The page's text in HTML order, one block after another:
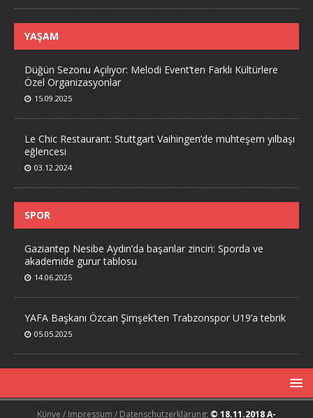
YAŞAM
Düğün Sezonu Açılıyor: Melodi Event’ten Farklı Kültürlere
Özel Organizasyonlar
15.09.2025
Le Chic Restaurant: Stuttgart Vaihingen’de muhteşem yılbaşı
eğlencesi
03.12.2024
SPOR
Gaziantep Nesibe Aydın’da başarılar zinciri: Sporda ve
akademide gurur tablosu
14.06.2025
YAFA Başkanı Özcan Şimşek’ten Trabzonspor U19’a tebrik
05.05.2025
Künye / Impressum / Datenschutzerklärung: © 18.11.2018 A-